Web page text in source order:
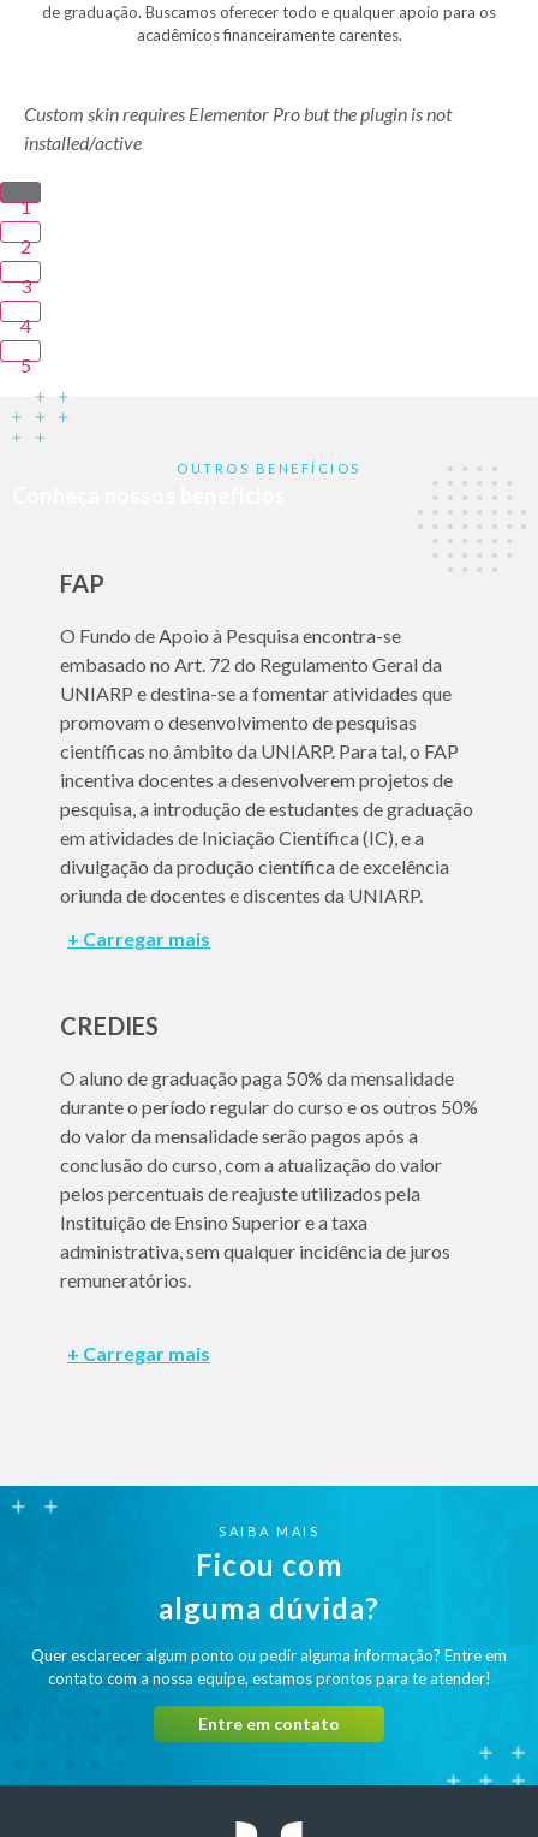
de graduação. Buscamos oferecer todo e qualquer apoio para os
acadêmicos financeiramente carentes.
Custom skin requires Elementor Pro but the plugin is not
installed/active
1
2
3
4
5
OUTROS BENEFÍCIOS
FAP
O Fundo de Apoio à Pesquisa encontra-se
embasado no Art. 72 do Regulamento Geral da
UNIARP e destina-se a fomentar atividades que
promovam o desenvolvimento de pesquisas
científicas no âmbito da UNIARP. Para tal, o FAP
incentiva docentes a desenvolverem projetos de
pesquisa, a introdução de estudantes de graduação
em atividades de Iniciação Científica (IC), e a
divulgação da produção científica de excelência
oriunda de docentes e discentes da UNIARP.
CREDIES
O aluno de graduação paga 50% da mensalidade
durante o período regular do curso e os outros 50%
do valor da mensalidade serão pagos após a
conclusão do curso, com a atualização do valor
pelos percentuais de reajuste utilizados pela
Instituição de Ensino Superior e a taxa
administrativa, sem qualquer incidência de juros
remuneratórios.
SAIBA MAIS
Ficou com
alguma dúvida?
Quer esclarecer algum ponto ou pedir alguma informação? Entre em
contato com a nossa equipe, estamos prontos para te atender!
Entre em contato